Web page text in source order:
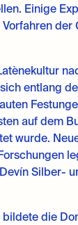
Einige
der
entlang
auf dem
wurde.
Silber-
bildete die